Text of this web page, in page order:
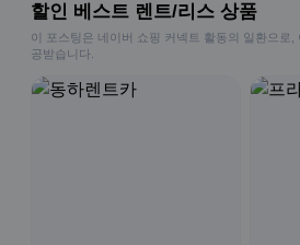
할인 베스트 렌트/리스 상품
이 포스팅은 네이버 쇼핑 커넥트 활동의 일환으로,
공받습니다.